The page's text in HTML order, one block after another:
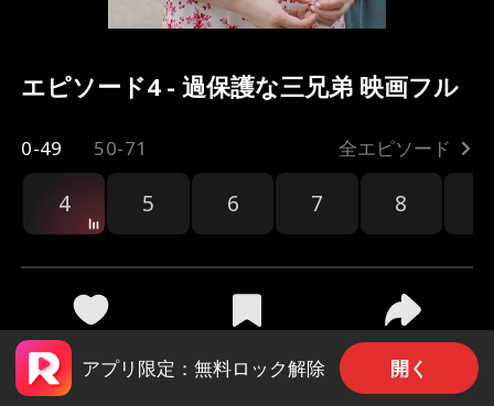
エピソード4 - 過保護な三兄弟 映画フル
0-49 50-71 全エピソード
4 5 6 7 8
3.4k 共有
アプリ限定：無料ロック解除 開く